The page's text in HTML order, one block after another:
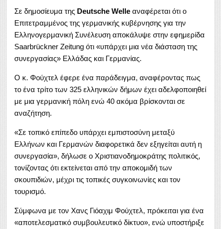
Σε δημοσίευμα της Deutsche Welle αναφέρεται ότι ο
Επιτετραμμένος της γερμανικής κυβέρνησης για την
Ελληνογερμανική Συνέλευση αποκάλυψε στην εφημερίδα
Saarbrückner Zeitung ότι «υπάρχει μια νέα διάσταση της
συνεργασίας» Ελλάδας και Γερμανίας.
Ο κ. Φούχτελ έφερε ένα παράδειγμα, αναφέροντας πως
το ένα τρίτο των 325 ελληνικών δήμων έχει αδελφοποιηθεί
με μια γερμανική πόλη ενώ 40 ακόμα βρίσκονται σε
αναζήτηση.
«Σε τοπικό επίπεδο υπάρχει εμπιστοσύνη μεταξύ
Ελλήνων και Γερμανών διαφορετικά δεν εξηγείται αυτή η
συνεργασία», δήλωσε ο Χριστιανοδημοκράτης πολιτικός,
τονίζοντας ότι εκτείνεται από την αποκομιδή των
σκουπιδιών, μέχρι τις τοπικές συγκοινωνίες και τον
τουρισμό.
Σύμφωνα με τον Χανς Γιόαχιμ Φούχτελ, πρόκειται για ένα
«αποτελεσματικό συμβουλευτικό δίκτυο», ενώ υποστήριξε